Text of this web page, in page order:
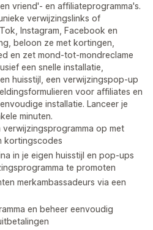
vriend'- en affiliateprogramma's.
verwijzingslinks of
Instagram, Facebook en
beloon ze met kortingen,
en zet mond-tot-mondreclame
een snelle installatie,
huisstijl, een verwijzingspop-up
voor affiliates en
installatie. Lanceer je
minuten.
verwijzingsprogramma op met
kortingscodes
in je eigen huisstijl en pop-ups
te promoten
merkambassadeurs via een
en beheer eenvoudig